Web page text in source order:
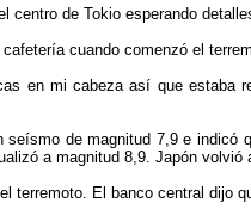
centro de Tokio esperando
cuando comenzó el
en mi cabeza así que estaba
de magnitud 7,9 e
a magnitud 8,9. Japón
terremoto. El banco central dijo